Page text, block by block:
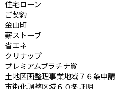
住宅ローン
ご契約
金山町
薪ストーブ
省エネ
クリナップ
プレミアムプラチナ賞
土地区画整理事業地域７６条申請
市街化調整区域６０条証明